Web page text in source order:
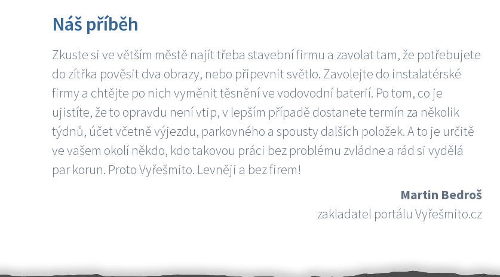
Náš příběh
Zkuste si ve větším městě najít třeba stavební firmu a zavolat tam, že potřebujete
do zítřka pověsit dva obrazy, nebo připevnit světlo. Zavolejte do instalatérské
firmy a chtějte po nich vyměnit těsnění ve vodovodní baterií. Po tom, co je
ujistíte, že to opravdu není vtip, v lepším případě dostanete termín za několik
týdnů, účet včetně výjezdu, parkovného a spousty dalších položek. A to je určitě
ve vašem okolí někdo, kdo takovou práci bez problému zvládne a rád si vydělá
par korun. Proto Vyřešmito. Levněji a bez firem!
Martin Bedroš
zakladatel portálu Vyřešmito.cz